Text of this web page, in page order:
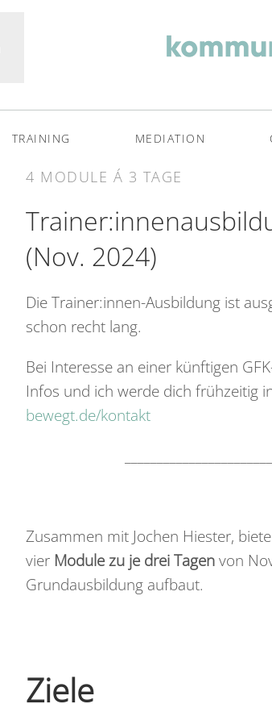
TRAINING MEDIATION
4 MODULE Á 3 TAGE
(Nov. 2024)
Die Trainer:innen-Ausbildung ist
schon recht lang.
Bei Interesse an einer künftigen
Infos und ich werde dich frühzeitig
bewegt.de/kontakt
Zusammen mit Jochen Hiester,
vier Module zu je drei Tagenvon
Grundausbildung aufbaut.
Ziele